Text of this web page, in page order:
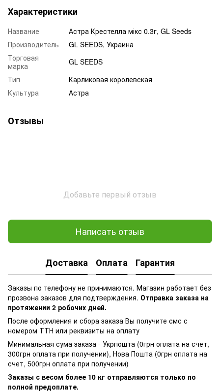
Характеристики
Название
Астра Крестелла мікс 0.3г, GL Seeds
Производитель
GL SEEDS, Украина
Торговая
марка
GL SEEDS
Тип
Карликовая королевская
Культура
Астра
Отзывы
Добавьте первый отзыв
Написать отзыв
Доставка Оплата Гарантия
Заказы по телефону не принимаются. Магазин работает без
прозвона заказов для подтверждения. Отправка заказа на
протяжении 2 робочих дней.
После оформления и сбора заказа Вы получите смс с
номером ТТН или реквизиты на оплату
Минимальная сума заказа - Укрпошта (0грн оплата на счет,
300грн оплата при получении), Нова Пошта (0грн оплата на
счет, 500грн оплата при получении)
Заказы с весом более 10 кг отправляются только по
полной предоплате.